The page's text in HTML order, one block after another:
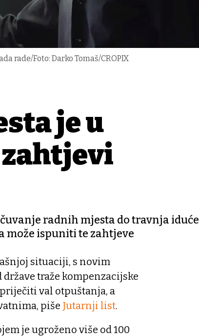
rade/Foto: Darko Tomaš/CROPIX
je u
radnih mjesta do travnja iduće
može ispuniti te zahtjeve
situaciji, s novim
traže kompenzacijske
val otpuštanja, a
piše Jutarnji list.
je ugroženo više od 100